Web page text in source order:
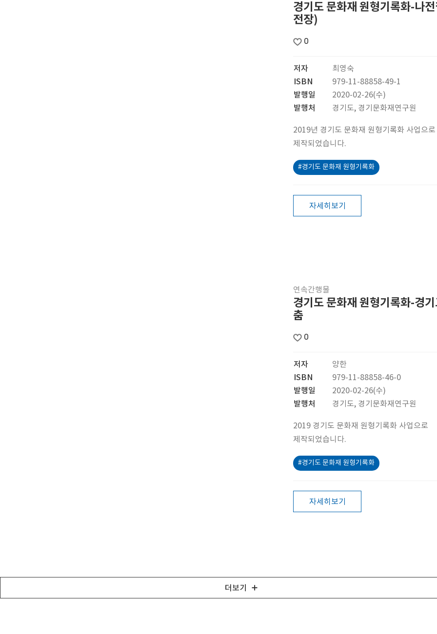
경기도 문화재 원형기록화-나
전장)
0
저자
최영숙
ISBN
979-11-88858-49-1
발행일
2020-02-26(수)
발행처
경기도, 경기문화재연구원
2019년 경기도 문화재 원형기록화 사업으로
제작되었습니다.
#경기도 문화재 원형기록화
자세히보기
연속간행물
경기도 문화재 원형기록화-경
춤
0
저자
양한
ISBN
979-11-88858-46-0
발행일
2020-02-26(수)
발행처
경기도, 경기문화재연구원
2019 경기도 문화재 원형기록화 사업으로
제작되었습니다.
#경기도 문화재 원형기록화
자세히보기
더보기